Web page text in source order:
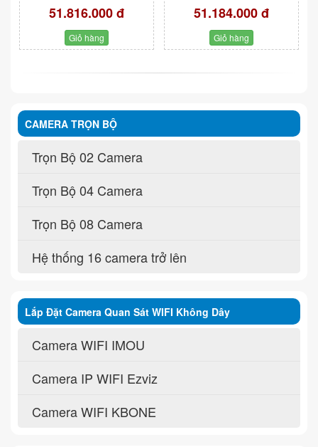
51.816.000 đ
Giỏ hàng
51.184.000 đ
Giỏ hàng
CAMERA TRỌN BỘ
Trọn Bộ 02 Camera
Trọn Bộ 04 Camera
Trọn Bộ 08 Camera
Hệ thống 16 camera trở lên
Lắp Đặt Camera Quan Sát WIFI Không Dây
Camera WIFI IMOU
Camera IP WIFI Ezviz
Camera WIFI KBONE